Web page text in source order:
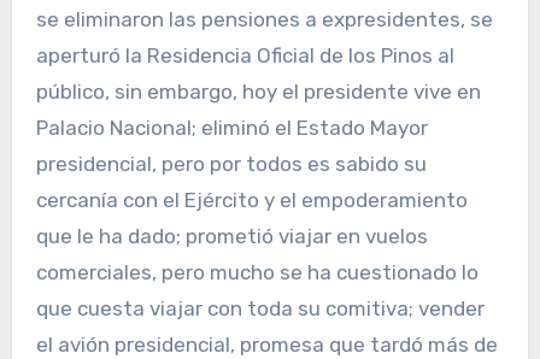
se eliminaron las pensiones a expresidentes, se
aperturó la Residencia Oficial de los Pinos al
público, sin embargo, hoy el presidente vive en
Palacio Nacional; eliminó el Estado Mayor
presidencial, pero por todos es sabido su
cercanía con el Ejército y el empoderamiento
que le ha dado; prometió viajar en vuelos
comerciales, pero mucho se ha cuestionado lo
que cuesta viajar con toda su comitiva; vender
el avión presidencial, promesa que tardó más de